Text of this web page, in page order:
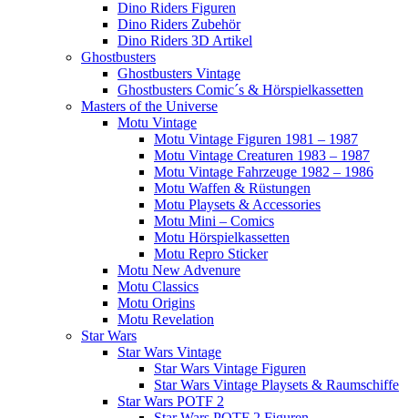
Dino Riders Figuren
Dino Riders Zubehör
Dino Riders 3D Artikel
Ghostbusters
Ghostbusters Vintage
Ghostbusters Comic´s & Hörspielkassetten
Masters of the Universe
Motu Vintage
Motu Vintage Figuren 1981 – 1987
Motu Vintage Creaturen 1983 – 1987
Motu Vintage Fahrzeuge 1982 – 1986
Motu Waffen & Rüstungen
Motu Playsets & Accessories
Motu Mini – Comics
Motu Hörspielkassetten
Motu Repro Sticker
Motu New Advenure
Motu Classics
Motu Origins
Motu Revelation
Star Wars
Star Wars Vintage
Star Wars Vintage Figuren
Star Wars Vintage Playsets & Raumschiffe
Star Wars POTF 2